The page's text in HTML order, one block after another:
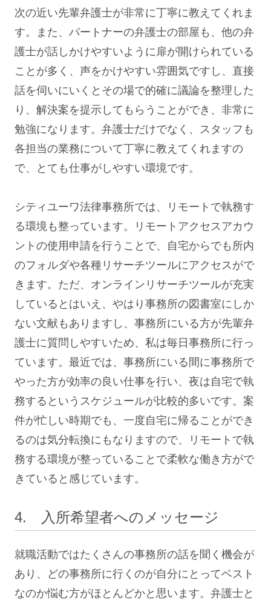
次の近い先輩弁護士が非常に丁寧に教えてくれま
す。また、パートナーの弁護士の部屋も、他の弁
護士が話しかけやすいように扉が開けられている
ことが多く、声をかけやすい雰囲気ですし、直接
話を伺いにいくとその場で的確に議論を整理した
り、解決案を提示してもらうことができ、非常に
勉強になります。弁護士だけでなく、スタッフも
各担当の業務について丁寧に教えてくれますの
で、とても仕事がしやすい環境です。
シティユーワ法律事務所では、リモートで執務す
る環境も整っています。リモートアクセスアカウ
ントの使用申請を行うことで、自宅からでも所内
のフォルダや各種リサーチツールにアクセスがで
きます。ただ、オンラインリサーチツールが充実
しているとはいえ、やはり事務所の図書室にしか
ない文献もありますし、事務所にいる方が先輩弁
護士に質問しやすいため、私は毎日事務所に行っ
ています。最近では、事務所にいる間に事務所で
やった方が効率の良い仕事を行い、夜は自宅で執
務するというスケジュールが比較的多いです。案
件が忙しい時期でも、一度自宅に帰ることができ
るのは気分転換にもなりますので、リモートで執
務する環境が整っていることで柔軟な働き方がで
きていると感じています。
4. 入所希望者へのメッセージ
就職活動ではたくさんの事務所の話を聞く機会が
あり、どの事務所に行くのが自分にとってベスト
なのか悩む方がほとんどかと思います。弁護士と